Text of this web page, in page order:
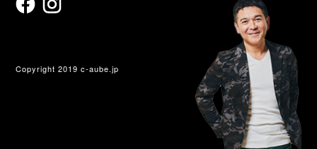
Copyright 2019 c-aube.jp